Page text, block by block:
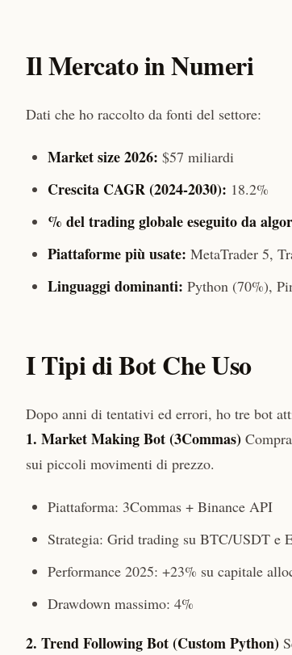
Il Mercato in Numeri
Dati che ho raccolto da fonti del settore:
Market size 2026: $57 miliardi
Crescita CAGR (2024-2030): 18.2%
% del trading globale eseguito da
Piattaforme più usate: MetaTrader 5,
Linguaggi dominanti: Python (70%),
I Tipi di Bot Che Uso
Dopo anni di tentativi ed errori, ho tre bot
1. Market Making Bot (3Commas)
sui piccoli movimenti di prezzo.
Piattaforma: 3Commas + Binance API
Strategia: Grid trading su BTC/USDT e
Performance 2025: +23% su capitale
Drawdown massimo: 4%
2. Trend Following Bot (Custom Python)